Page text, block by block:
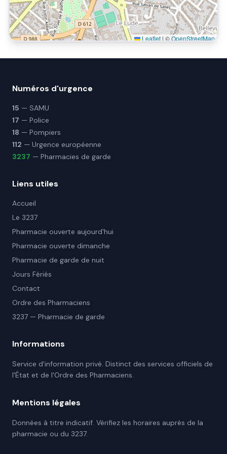
Leaflet | ©OpenStreetMap
Numéros d'urgence
15 — SAMU
17 — Police
18 — Pompiers
112 — Urgence européenne
3237 — Pharmacies de garde
Liens utiles
Accueil
Le 3237
Pharmacie ouverte aujourd'hui
Pharmacie ouverte dimanche
Pharmacie de garde de nuit
Jours Fériés
Contact
Ordre des Pharmaciens
3237 — Pharmacie de garde
Informations
Service d'information privé. Distinct des services officiels de
l'État et de l'Ordre des Pharmaciens.
Mentions légales
Données à titre indicatif. Vérifiez les horaires auprès de la
pharmacie ou du 3237.